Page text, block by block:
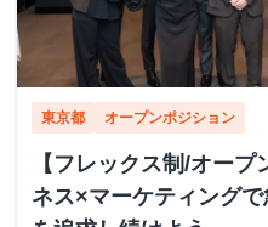
東京都 オープンポジション
【フレックス制/オー
ネス×マーケティング